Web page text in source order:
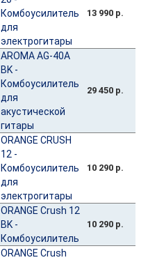
Комбоусилитель
для
электрогитары
13 990 р.
AROMA AG-40A
BK -
Комбоусилитель
для
акустической
гитары
29 450 р.
ORANGE CRUSH
12 -
Комбоусилитель
для
электрогитары
10 290 р.
ORANGE Crush 12
BK -
Комбоусилитель
10 290 р.
ORANGE Crush